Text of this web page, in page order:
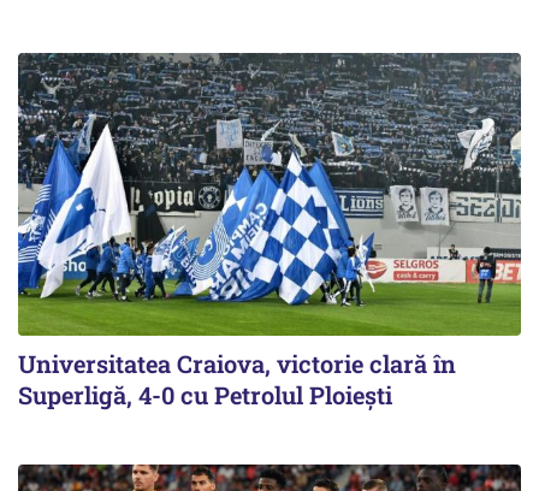
Universitatea Craiova, victorie clară în
Superligă, 4-0 cu Petrolul Ploieşti